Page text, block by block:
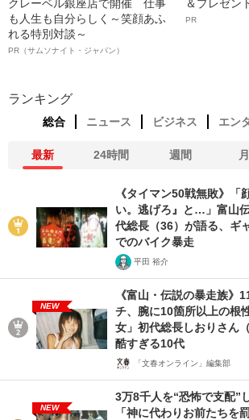
クレーベル銀座店で開催 仕事
も人生も自分らしく～笑顔あふ
れる特別対談～
PR（サムソナイト・ジャパン）
＆プレゼン
PR
ランキング
総合 ニュース ビジネス エン
最新 24時間 週間
《タイマン50戦無敗》「
い。逃げろ』と…」富山
代総長（36）が語る、ギ
でのバイク暴走
平田 裕介
NEW
《富山・伝説の暴走族》
チ、腕に10箇所以上の根
女」初代総長しおりさん
酷すぎる10代
「文春オンライン」編集部
NEW
3万8千人を“恐怖で支配”
「神に代わりお前たちを